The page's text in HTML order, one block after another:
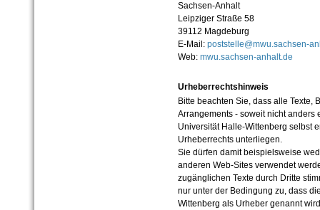
Sachsen-Anhalt
Leipziger Straße 58
39112 Magdeburg
E-Mail: poststelle@mwu.sachsen-
Web: mwu.sachsen-anhalt.de
Urheberrechtshinweis
Bitte beachten Sie, dass alle Texte,
Arrangements - soweit nicht anders
Universität Halle-Wittenberg selbst
Urheberrechts unterliegen.
Sie dürfen damit beispielsweise
anderen Web-Sites verwendet
zugänglichen Texte durch Dritte
nur unter der Bedingung zu, dass
Wittenberg als Urheber genannt